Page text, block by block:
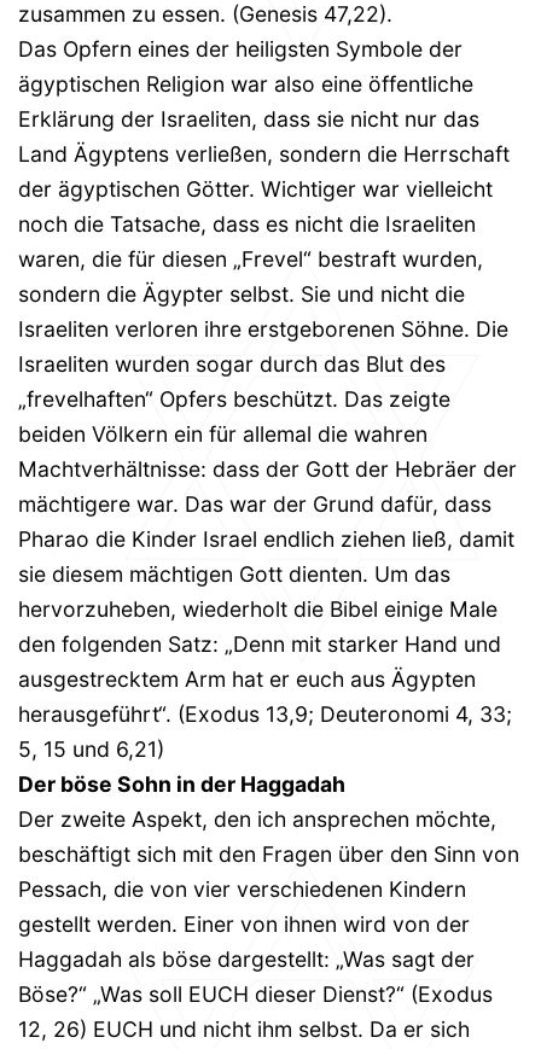
zusammen zu essen. (Genesis 47,22).
Das Opfern eines der heiligsten Symbole der
ägyptischen Religion war also eine öffentliche
Erklärung der Israeliten, dass sie nicht nur das
Land Ägyptens verließen, sondern die Herrschaft
der ägyptischen Götter. Wichtiger war vielleicht
noch die Tatsache, dass es nicht die Israeliten
waren, die für diesen „Frevel“ bestraft wurden,
sondern die Ägypter selbst. Sie und nicht die
Israeliten verloren ihre erstgeborenen Söhne. Die
Israeliten wurden sogar durch das Blut des
„frevelhaften“ Opfers beschützt. Das zeigte
beiden Völkern ein für allemal die wahren
Machtverhältnisse: dass der Gott der Hebräer der
mächtigere war. Das war der Grund dafür, dass
Pharao die Kinder Israel endlich ziehen ließ, damit
sie diesem mächtigen Gott dienten. Um das
hervorzuheben, wiederholt die Bibel einige Male
den folgenden Satz: „Denn mit starker Hand und
ausgestrecktem Arm hat er euch aus Ägypten
herausgeführt“. (Exodus 13,9; Deuteronomi 4, 33;
5, 15 und 6,21)
Der böse Sohn in der Haggadah
Der zweite Aspekt, den ich ansprechen möchte,
beschäftigt sich mit den Fragen über den Sinn von
Pessach, die von vier verschiedenen Kindern
gestellt werden. Einer von ihnen wird von der
Haggadah als böse dargestellt: „Was sagt der
Böse?“ „Was soll EUCH dieser Dienst?“ (Exodus
12, 26) EUCH und nicht ihm selbst. Da er sich